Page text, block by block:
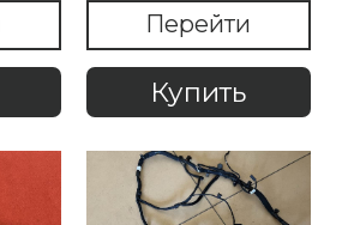
Перейти
Купить